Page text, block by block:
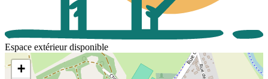
Espace extérieur disponible
+